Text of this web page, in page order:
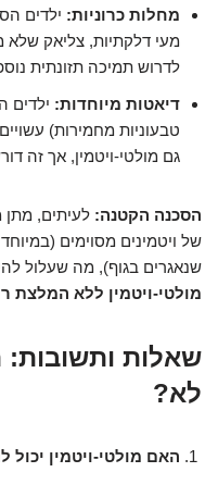
מחלות כרוניות: ילדים
מעי דלקתיות, צליאק שלא
לדרוש תמיכה תזונתית
דיאטות מיוחדות: ילדים
טבעוניות מחמירות)
גם מולטי-ויטמין, אך זה
הסכנה הקטנה: לעיתים, מתן
שנאגרים בגוף), מה שעלול
מולטי-ויטמין ללא המלצת
שאלות ותשובות:
לא?
האם מולטי-ויטמין יכול